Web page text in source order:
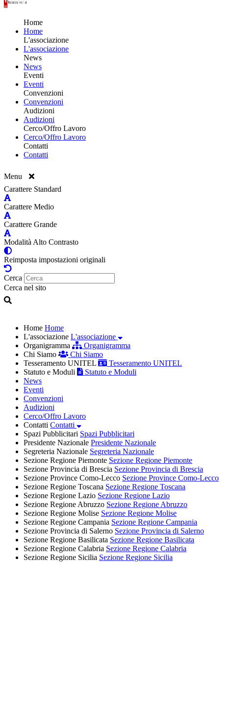
Home
Home
L'associazione
L'associazione
News
News
Eventi
Eventi
Convenzioni
Convenzioni
Audizioni
Audizioni
Cerco/Offro Lavoro
Cerco/Offro Lavoro
Contatti
Contatti
Menu
Carattere Standard
Carattere Medio
Carattere Grande
Modalità Alto Contrasto
Reimposta impostazioni originali
Cerca
Cerca nel sito
Home Home
L'associazione L'associazione
Organigramma
Organigramma
Chi Siamo
Chi Siamo
Tesseramento UNITEL
Tesseramento UNITEL
Statuto e Moduli
Statuto e Moduli
News
Eventi
Convenzioni
Audizioni
Cerco/Offro Lavoro
Contatti Contatti
Spazi Pubblicitari Spazi Pubblicitari
Presidente Nazionale Presidente Nazionale
Segreteria Nazionale Segreteria Nazionale
Sezione Regione Piemonte Sezione Regione Piemonte
Sezione Provincia di Brescia Sezione Provincia di Brescia
Sezione Province Como-Lecco Sezione Province Como-Lecco
Sezione Regione Toscana Sezione Regione Toscana
Sezione Regione Lazio Sezione Regione Lazio
Sezione Regione Abruzzo Sezione Regione Abruzzo
Sezione Regione Molise Sezione Regione Molise
Sezione Regione Campania Sezione Regione Campania
Sezione Provincia di Salerno Sezione Provincia di Salerno
Sezione Regione Basilicata Sezione Regione Basilicata
Sezione Regione Calabria Sezione Regione Calabria
Sezione Regione Sicilia Sezione Regione Sicilia